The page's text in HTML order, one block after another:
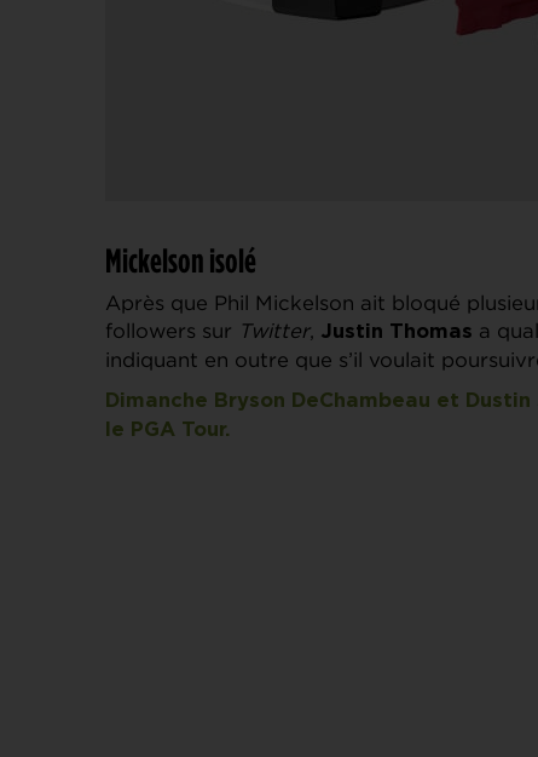
Mickelson isolé
Après que Phil Mickelson ait bloqué
followers sur Twitter, Justin Thomas a
indiquant en outre que s’il voulait
Dimanche Bryson DeChambeau et
le PGA Tour.